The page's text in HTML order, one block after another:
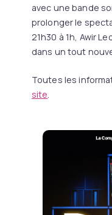
avec une bande
prolonger le
21h30 à 1h, Awir
dans un tout
Toutes les
site